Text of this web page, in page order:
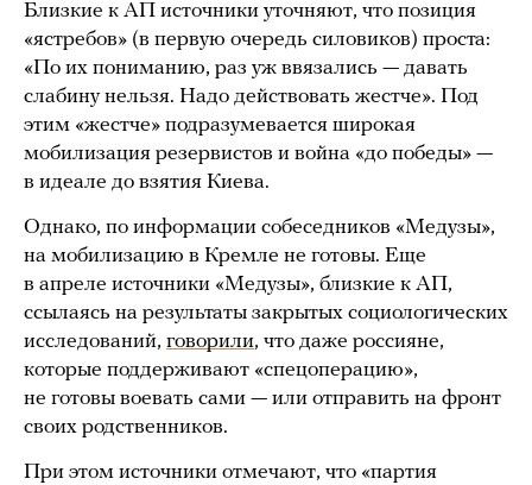
Близкие к АП источники уточняют, что позиция
«ястребов» (в первую очередь силовиков) проста:
«По их пониманию, раз уж ввязались — давать
слабину нельзя. Надо действовать жестче». Под
этим «жестче» подразумевается широкая
мобилизация резервистов и война «до победы» —
в идеале до взятия Киева.
Однако, по информации собеседников «Медузы»,
на мобилизацию в Кремле не готовы. Еще
в апреле источники «Медузы», близкие к АП,
ссылаясь на результаты закрытых социологических
исследований, говорили, что даже россияне,
которые поддерживают «спецоперацию»,
не готовы воевать сами — или отправить на фронт
своих родственников.
При этом источники отмечают, что «партия